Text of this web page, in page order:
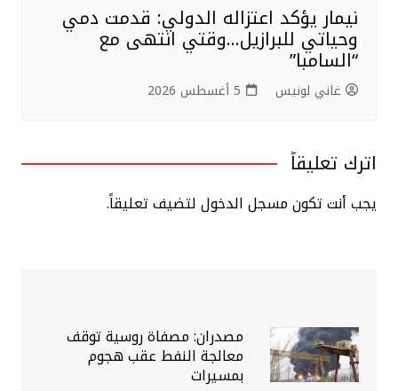
نيمار يؤكد اعتزاله الدولي: قدمت دمي
وحياتي للبرازيل…وقتي انتهى مع
“السامبا”
غاني لونيس 5 أغسطس 2026
اترك تعليقاً
يجب أنت تكونمسجل الدخوللتضيف تعليقاً.
مصدران: مصفاة روسية توقف
معالجة النفط عقب هجوم
بمسيرات